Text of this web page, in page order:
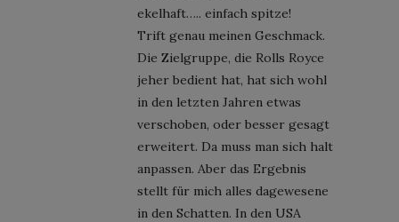
ekelhaft….. einfach spitze!
Trift genau meinen Geschmack.
Die Zielgruppe, die Rolls Royce
jeher bedient hat, hat sich wohl
in den letzten Jahren etwas
verschoben, oder besser gesagt
erweitert. Da muss man sich halt
anpassen. Aber das Ergebnis
stellt für mich alles dagewesene
in den Schatten. In den USA